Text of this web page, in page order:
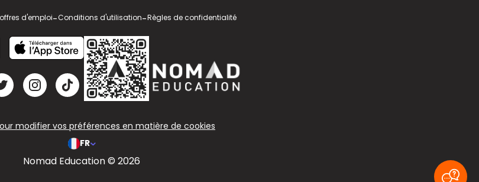
d'emploi-Conditions d'utilisation-Règles de confidentialité
modifier vos préférences en matière de cookies
FR
Nomad Education © 2026